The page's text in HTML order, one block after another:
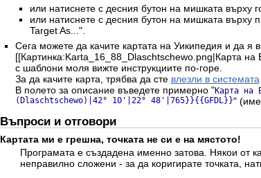
или натиснете с десния бутон на мишката върху
или натиснете с десния бутон на мишката върху
Target As...".
Сега можете да качите картата на Уикипедия и да я
[[Картинка:Karta_16_88_Dlaschtschewo.png|Карта
с шаблони моля вижте инструкциите по-горе.
За да качите карта, трябва да сте влезли в системата
В полето за описание въведете примерно "Карта на
(Dlaschtschewo)|42° 10'|22° 48'|765}}{{GFDL}}"
Въпроси и отговори
Картата ми е грешна, точката не си е на мястото!
Програмата е създадена именно затова. Някои от
неправилно сложени - за да коригирате точката,